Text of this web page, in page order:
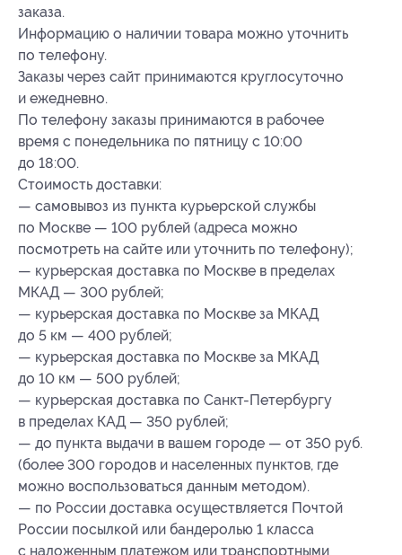
заказа.
Информацию о наличии товара можно уточнить
по телефону.
Заказы через сайт принимаются круглосуточно
и ежедневно.
По телефону заказы принимаются в рабочее
время с понедельника по пятницу с 10:00
до 18:00.
Стоимость доставки:
— самовывоз из пункта курьерской службы
по Москве — 100 рублей (адреса можно
посмотреть на сайте или уточнить по телефону);
— курьерская доставка по Москве в пределах
МКАД — 300 рублей;
— курьерская доставка по Москве за МКАД
до 5 км — 400 рублей;
— курьерская доставка по Москве за МКАД
до 10 км — 500 рублей;
— курьерская доставка по Санкт-Петербургу
в пределах КАД — 350 рублей;
— до пункта выдачи в вашем городе — от 350 руб.
(более 300 городов и населенных пунктов, где
можно воспользоваться данным методом).
— по России доставка осуществляется Почтой
России посылкой или бандеролью 1 класса
с наложенным платежом или транспортными